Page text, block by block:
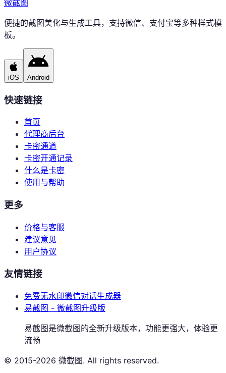
微截图
便捷的截图美化与生成工具，支持微信、支付宝等多种样式模
板。
iOS Android
快速链接
首页
代理商后台
卡密通道
卡密开通记录
什么是卡密
使用与帮助
更多
价格与客服
建议意见
用户协议
友情链接
免费无水印微信对话生成器
易截图 - 微截图升级版
易截图是微截图的全新升级版本，功能更强大，体验更
流畅
© 2015-2026 微截图. All rights reserved.